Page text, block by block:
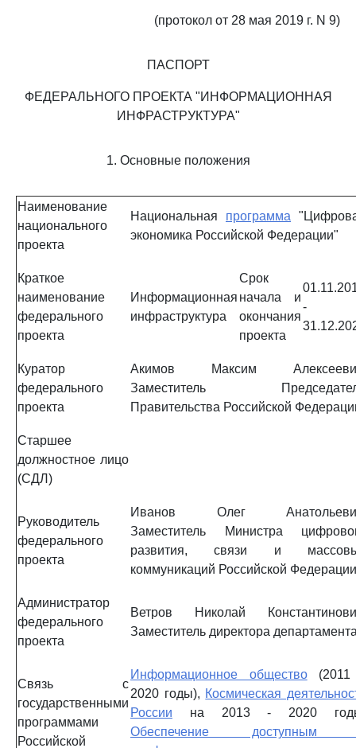
(протокол от 28 мая 2019 г. N 9)
ПАСПОРТ
ФЕДЕРАЛЬНОГО ПРОЕКТА "ИНФОРМАЦИОННАЯ
ИНФРАСТРУКТУРА"
1. Основные положения
Наименование
национального
проекта
Национальная программа
экономика Российской Федерации"
Краткое
наименование
федерального
проекта
Информационная
инфраструктура
Срок
начала и
окончания
проекта
-
Куратор
федерального
проекта
Акимов Максим
Заместитель
Правительства Российской
Старшее
должностное лицо
(СДЛ)
Руководитель
федерального
проекта
Иванов Олег
Заместитель Министра
развития, связи и
коммуникаций Российской Федерации
Администратор
федерального
проекта
Ветров Николай
Заместитель директора
Связь с
государственными
программами
Российской
Информационное общество
2020 годы), Космическая
России на 2013 - 2020
Обеспечение доступным